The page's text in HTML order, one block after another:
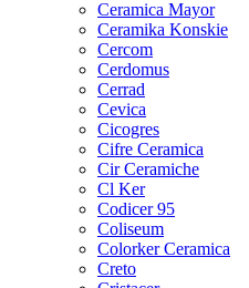
Ceramica Mayor
Ceramika Konskie
Cercom
Cerdomus
Cerrad
Cevica
Cicogres
Cifre Ceramica
Cir Ceramiche
Cl Ker
Codicer 95
Coliseum
Colorker Ceramica
Creto